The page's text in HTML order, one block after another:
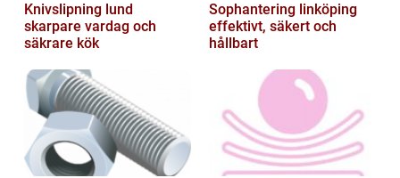
Knivslipning lund
skarpare vardag och
säkrare kök
Sophantering linköping
effektivt, säkert och
hållbart